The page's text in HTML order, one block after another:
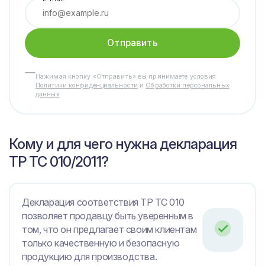
Отправить
Нажимая кнопку «Отправить» вы принимаете условия
Политики конфиденциальности и Обработки персональных
данных
Кому и для чего нужна декларация
ТР ТС 010/2011?
Декларация соответствия ТР ТС 010
позволяет продавцу быть уверенным в
том, что он предлагает своим клиентам
только качественную и безопасную
продукцию для производства.